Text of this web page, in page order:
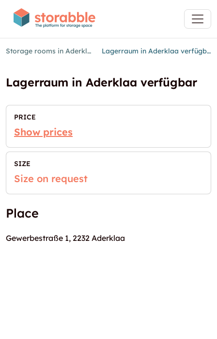
Storage rooms in Aderklaa Lagerraum in Aderklaa verfügbar
Lagerraum in Aderklaa verfügbar
PRICE
Show prices
SIZE
Size on request
Place
Gewerbestraße 1, 2232 Aderklaa